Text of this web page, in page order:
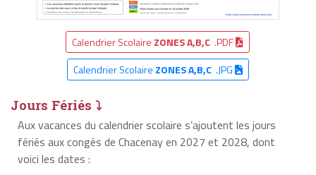
Calendrier Scolaire ZONES A,B,C .PDF
Calendrier Scolaire ZONES A,B,C.JPG
Jours Fériés ⤵
Aux vacances du calendrier scolaire s’ajoutent les jours
fériés aux congés de Chacenay en 2027 et 2028, dont
voici les dates :